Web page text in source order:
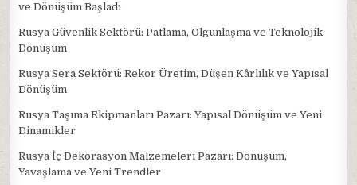
ve Dönüşüm Başladı
Rusya Güvenlik Sektörü: Patlama, Olgunlaşma ve Teknolojik
Dönüşüm
Rusya Sera Sektörü: Rekor Üretim, Düşen Kârlılık ve Yapısal
Dönüşüm
Rusya Taşıma Ekipmanları Pazarı: Yapısal Dönüşüm ve Yeni
Dinamikler
Rusya İç Dekorasyon Malzemeleri Pazarı: Dönüşüm,
Yavaşlama ve Yeni Trendler